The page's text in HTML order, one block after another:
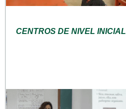
CENTROS DE NIVEL INICIAL